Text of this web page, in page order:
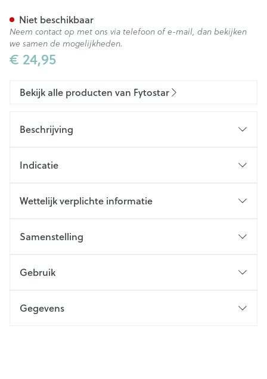
€ 24,95
Niet beschikbaar
Neem contact op met ons via telefoon of e-mail, dan bekijken
we samen de mogelijkheden.
Bekijk alle producten van Fytostar
Beschrijving
Indicatie
Wettelijk verplichte informatie
Samenstelling
Gebruik
Gegevens